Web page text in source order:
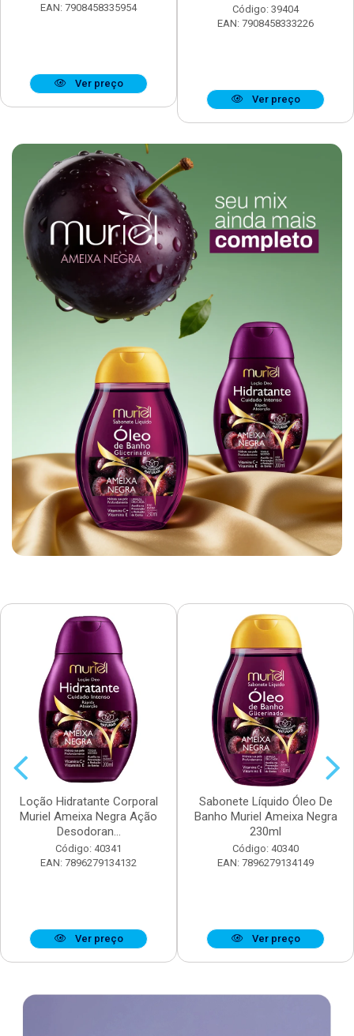
EAN: 7908458335954
Ver preço
Código: 39404
EAN: 7908458333226
Ver preço
Loção Hidratante Corporal
Muriel Ameixa Negra Ação
Desodoran...
Código: 40341
EAN: 7896279134132
Ver preço
Sabonete Líquido Óleo De
Banho Muriel Ameixa Negra
230ml
Código: 40340
EAN: 7896279134149
Ver preço